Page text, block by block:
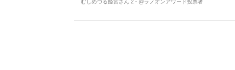
むしめづる姫宮さん 2 - @ラノオンアワード投票者